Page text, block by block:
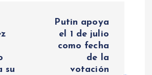
su
Putin apoya
el 1 de julio
como fecha
de la
votación